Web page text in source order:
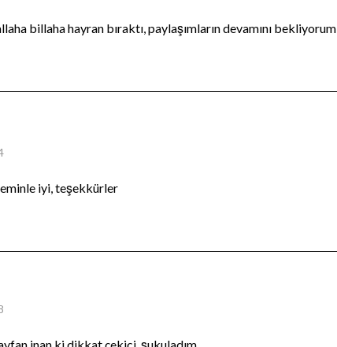
billaha hayran bıraktı, paylaşımların devamını bekliyorum
iyi, teşekkürler